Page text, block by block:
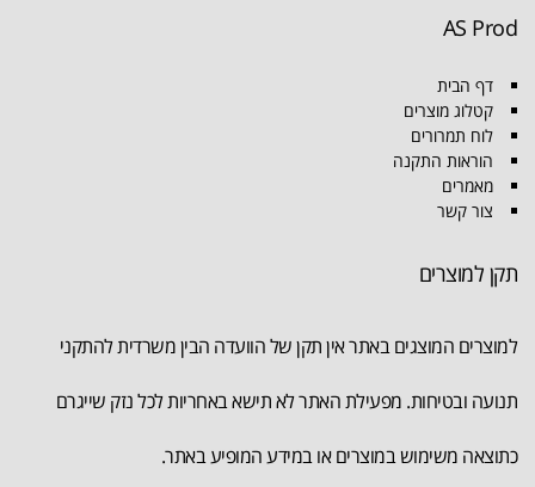
AS Prod
דף הבית
קטלוג מוצרים
לוח תמרורים
הוראות התקנה
מאמרים
צור קשר
תקן למוצרים
למוצרים המוצגים באתר אין תקן של הוועדה הבין משרדית להתקני
תנועה ובטיחות. מפעילת האתר לא תישא באחריות לכל נזק שייגרם
כתוצאה משימוש במוצרים או במידע המופיע באתר.